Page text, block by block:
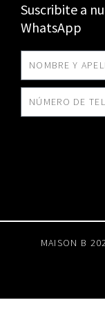
Suscribite a
WhatsApp
MAISON B